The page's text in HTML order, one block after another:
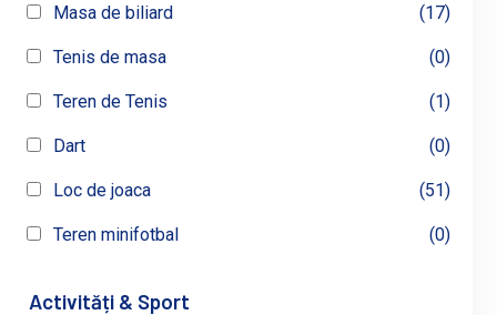
Masa de biliard (17)
Tenis de masa (0)
Teren de Tenis (1)
Dart (0)
Loc de joaca (51)
Teren minifotbal (0)
Activități & Sport